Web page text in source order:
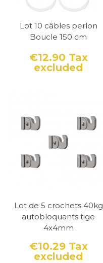
Lot 10 câbles perlon
Boucle 150 cm
Price
€12.90 Tax
excluded
Lot de 5 crochets 40kg
autobloquants tige
4x4mm
Price
€10.29 Tax
excluded